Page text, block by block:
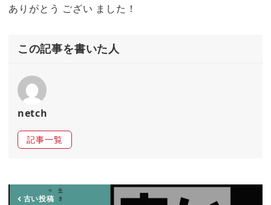
ありがとう ござい ました！
この記事を書いた人
netch
記事一覧
古い投稿